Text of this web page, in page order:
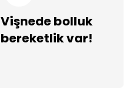
Vişnede bolluk
bereketlik var!